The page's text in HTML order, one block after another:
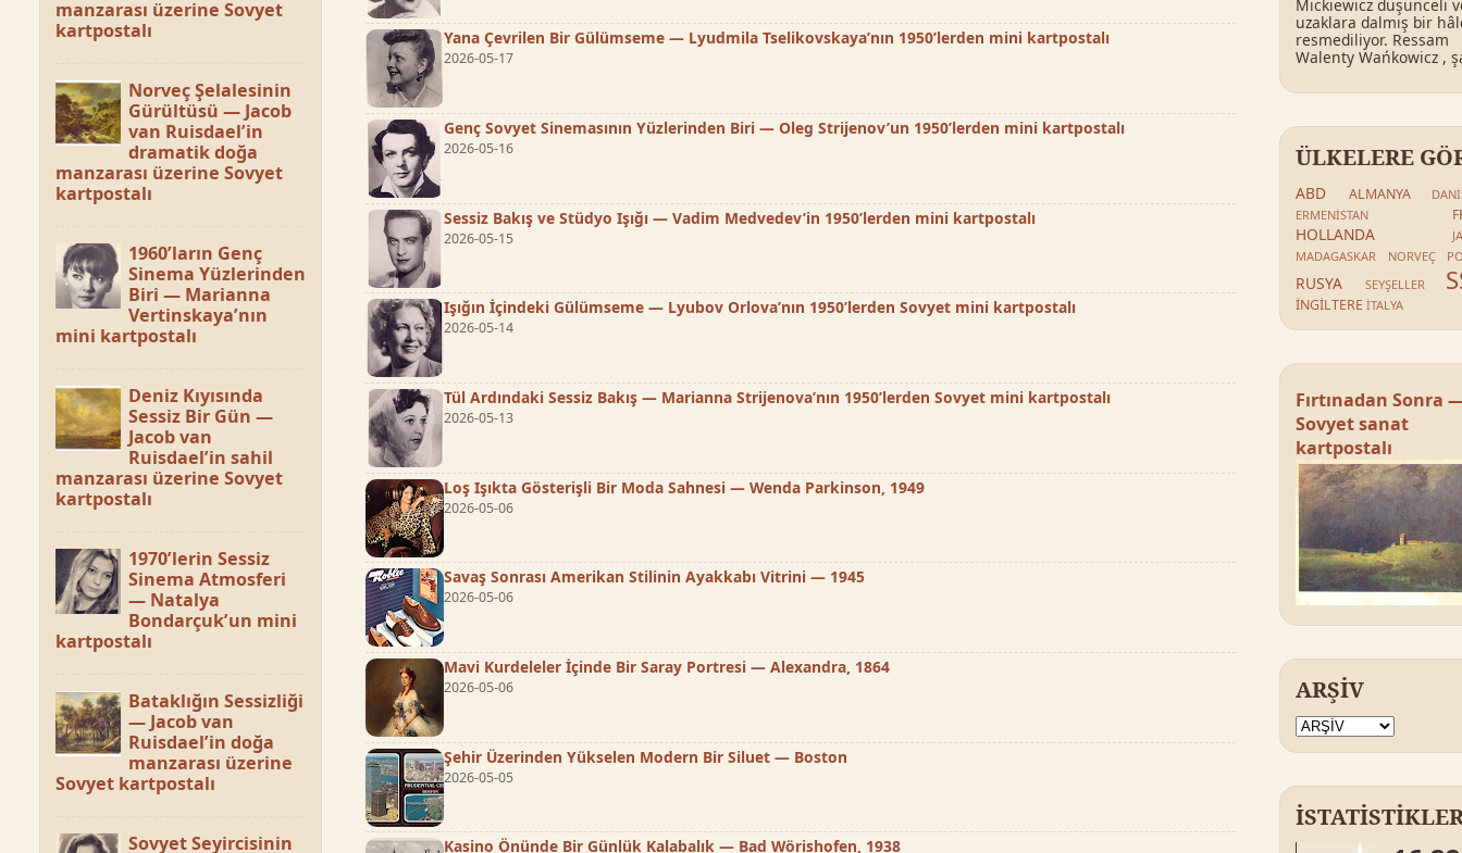
Yana Çevrilen Bir Gülümseme — Lyudmila Tselikovskaya’nın 1950’lerden mini kartpostalı
2026-05-17
Genç Sovyet Sinemasının Yüzlerinden Biri — Oleg Strijenov’un 1950’lerden mini kartpostalı
2026-05-16
Sessiz Bakış ve Stüdyo Işığı — Vadim Medvedev’in 1950’lerden mini kartpostalı
2026-05-15
Işığın İçindeki Gülümseme — Lyubov Orlova’nın 1950’lerden Sovyet mini kartpostalı
2026-05-14
Tül Ardındaki Sessiz Bakış — Marianna Strijenova’nın 1950’lerden Sovyet mini kartpostalı
2026-05-13
Loş Işıkta Gösterişli Bir Moda Sahnesi — Wenda Parkinson, 1949
2026-05-06
Savaş Sonrası Amerikan Stilinin Ayakkabı Vitrini — 1945
2026-05-06
Mavi Kurdeleler İçinde Bir Saray Portresi — Alexandra, 1864
2026-05-06
Şehir Üzerinden Yükselen Modern Bir Siluet — Boston
2026-05-05
Kasino Önünde Bir Günlük Kalabalık — Bad Wörishofen, 1938
manzarası üzerine Sovyet
kartpostalı
Norveç Şelalesinin
Gürültüsü — Jacob
van Ruisdael’in
dramatik doğa
manzarası üzerine Sovyet
kartpostalı
1960’ların Genç
Sinema Yüzlerinden
Biri — Marianna
Vertinskaya’nın
mini kartpostalı
Deniz Kıyısında
Sessiz Bir Gün —
Jacob van
Ruisdael’in sahil
manzarası üzerine Sovyet
kartpostalı
1970’lerin Sessiz
Sinema Atmosferi
— Natalya
Bondarçuk’un mini
kartpostalı
Bataklığın Sessizliği
— Jacob van
Ruisdael’in doğa
manzarası üzerine
Sovyet kartpostalı
Sovyet Seyircisinin
Mickiewicz düşünceli
uzaklara dalmış bir
resmediliyor. Ressam
Walenty Wańkowicz ,
ÜLKELERE
ABD ALMANYA
ERMENİSTAN
HOLLANDA
MADAGASKAR
NORVEÇ
RUSYA SEYŞELLER
İNGİLTERE İTALYA
Fırtınadan Sonra
Sovyet sanat
kartpostalı
ARŞİV